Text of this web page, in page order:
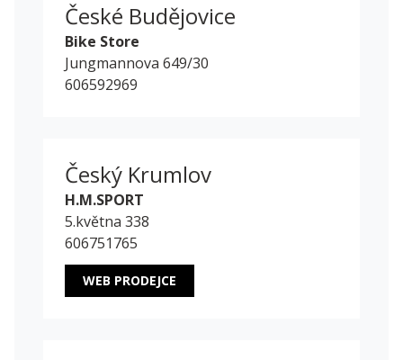
České Budějovice
Bike Store
Jungmannova 649/30
606592969
Český Krumlov
H.M.SPORT
5.května 338
606751765
WEB PRODEJCE